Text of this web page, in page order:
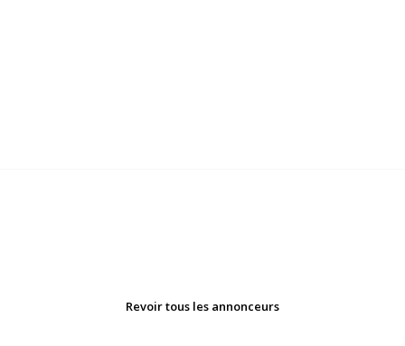
Revoir tous les annonceurs